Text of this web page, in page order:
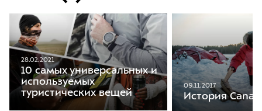
28.02.2021
10 самых универсальных и
используемых
туристических вещей
09.11.2017
История